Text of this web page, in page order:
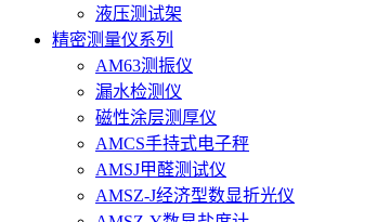
液压测试架
精密测量仪系列
AM63测振仪
漏水检测仪
磁性涂层测厚仪
AMCS手持式电子秤
AMSJ甲醛测试仪
AMSZ-J经济型数显折光仪